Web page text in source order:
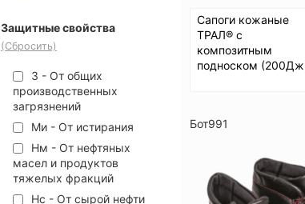
Защитные свойства
(Сбросить)
З - От общих
производственных
загрязнений
Ми - От истирания
Нм - От нефтяных
масел и продуктов
тяжелых фракций
Нс - От сырой нефти
Сапоги кожаные
ТРАЛ® с
композитным
подноском
Бот991